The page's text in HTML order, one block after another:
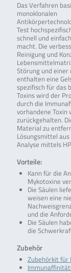
Das Verfahren
monoklonalen
Test
schnell und
macht. Die
Reinigung und
Störung und einer
enthalten eine
spezifisch für das
Toxins wird der
durch die
vorhandene Toxin
zurückgehalten.
Material zu
Lösungsmittel
Analyse mittels
Vorteile:
Kann für die
Mykotoxine
Die Säulen
weisen eine
und die
Die Säulen
die
Zubehör
Zubehörkit für